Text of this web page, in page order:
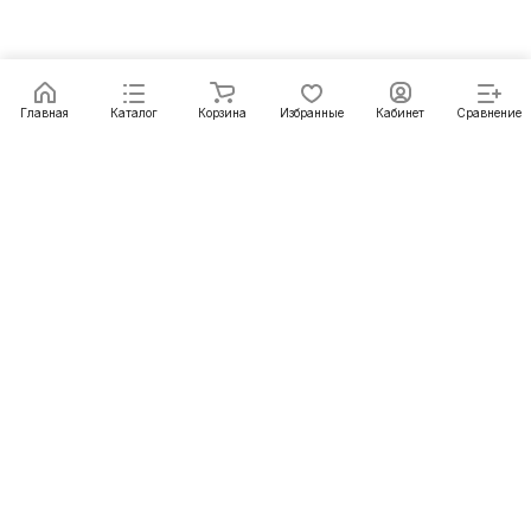
Главная Каталог Корзина Избранные Кабинет Сравнение